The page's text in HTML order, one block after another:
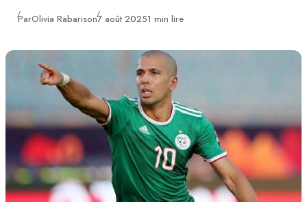
ParOlivia RabarisonPublié
7 août 20251 min lire